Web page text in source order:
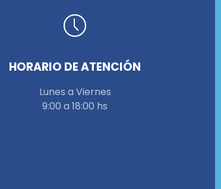
HORARIO DE ATENCIÓN
Lunes a Viernes
9:00 a 18:00 hs